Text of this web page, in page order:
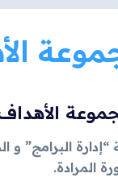
“إدارة البرامج”
المرادة.